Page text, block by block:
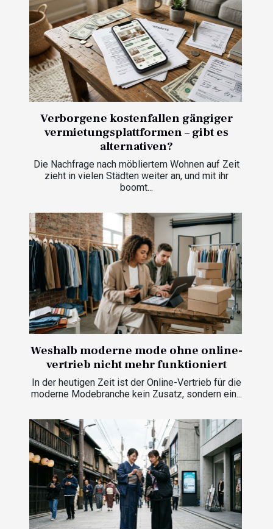
Verborgene kostenfallen gängiger
vermietungsplattformen – gibt es
alternativen?
Die Nachfrage nach möbliertem Wohnen auf Zeit
zieht in vielen Städten weiter an, und mit ihr
boomt...
Weshalb moderne mode ohne online-
vertrieb nicht mehr funktioniert
In der heutigen Zeit ist der Online-Vertrieb für die
moderne Modebranche kein Zusatz, sondern ein...